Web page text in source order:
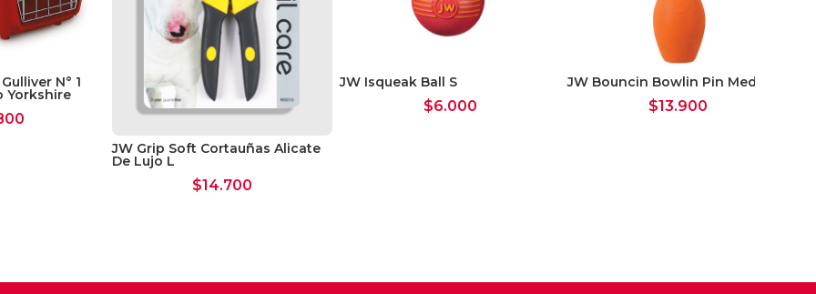
N° 1
Yorkshire
JW Grip Soft Cortauñas Alicate
De Lujo L
$14.700
JW Isqueak Ball S
$6.000
JW Bouncin Bowlin Pin Medium
$13.900